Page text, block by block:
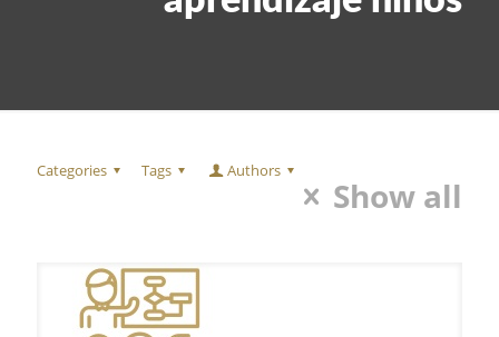
Categories Tags Authors
Show all